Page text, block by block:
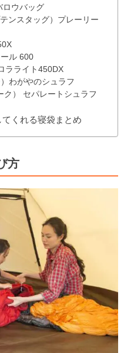
ロウバッグ
ンスタッグ）プレーリー
ル 600
ラライト450DX
わがやのシュラフ
ク） セパレートシュラフ
くれる寝袋まとめ
方